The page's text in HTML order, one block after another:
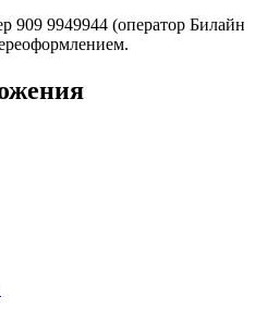
909 9949944 (оператор Билайн